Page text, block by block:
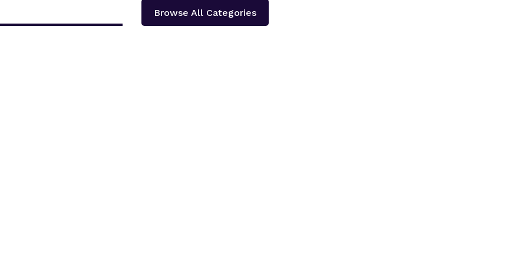
Browse All Categories